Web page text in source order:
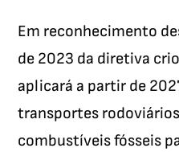
Em reconhecimento
de 2023 da diretiva
aplicará a partir de
transportes
combustíveis fósseis